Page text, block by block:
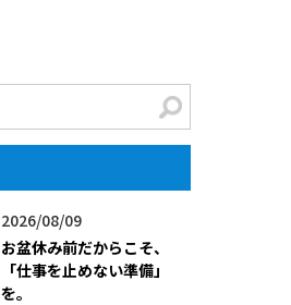
2026/08/09
お盆休み前だからこそ、
「仕事を止めない準備」
を。